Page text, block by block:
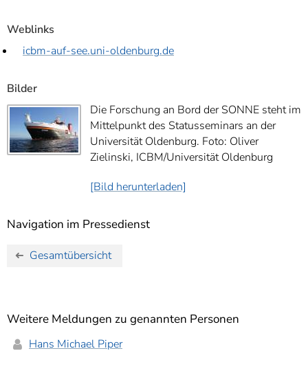
Weblinks
icbm-auf-see.uni-oldenburg.de
Bilder
Die Forschung an Bord der SONNE steht im
Mittelpunkt des Statusseminars an der
Universität Oldenburg. Foto: Oliver
Zielinski, ICBM/Universität Oldenburg
[Bild herunterladen]
Navigation im Pressedienst
Gesamtübersicht
Weitere Meldungen zu genannten Personen
Hans Michael Piper